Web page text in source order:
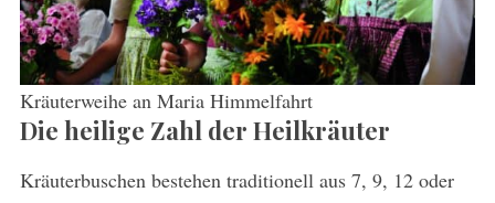
Kräuterweihe an Maria Himmelfahrt
Die heilige Zahl der Heilkräuter
Kräuterbuschen bestehen traditionell aus 7, 9, 12 oder